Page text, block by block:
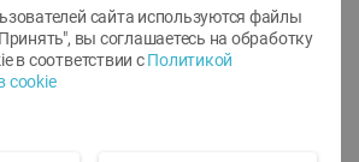
сайта используются файлы
вы соглашаетесь на обработку
в соответствии с Политикой
cookie